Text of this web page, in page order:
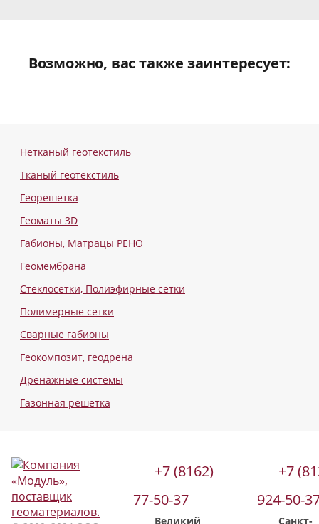
Возможно, вас также заинтересует:
Нетканый геотекстиль
Тканый геотекстиль
Георешетка
Геоматы 3D
Габионы, Матрацы РЕНО
Геомембрана
Стеклосетки, Полиэфирные сетки
Полимерные сетки
Сварные габионы
Геокомпозит, геодрена
Дренажные системы
Газонная решетка
+7 (8162)
77-50-37
Великий
+7
924-50-
Санкт-